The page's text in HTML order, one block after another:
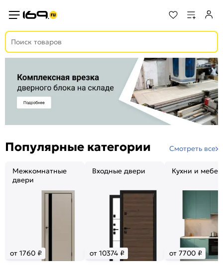
Популярные категории Смотреть все
Межкомнатные
двери
от 1760 ₽
Входные двери
от 10374 ₽
Кухни и
от 7700 ₽